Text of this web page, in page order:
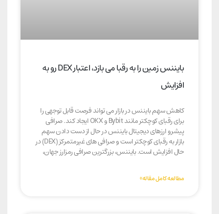
بایننس زمین را به رقبا می بازد، اعتبار DEX رو به
افزایش
کاهش سهم بایننس در بازار می تواند فرصت قابل توجهی را
برای رقبای کوچکتر مانند Bybit و OKX ایجاد کند. صرافی
پیشرو ارزهای دیجیتال بایننس در حال از دست دادن سهم
بازار به رقبای کوچکتر است و صرافی های غیرمتمرکز (DEX) در
حال افزایش است. بایننس، بزرگترین صرافی رمزارز جهان،
مطالعه کامل مقاله»